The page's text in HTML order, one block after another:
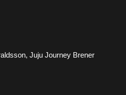
Juju Journey Brener